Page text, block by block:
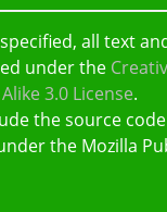
all text
under the
3.0 License.
the source
the Mozilla